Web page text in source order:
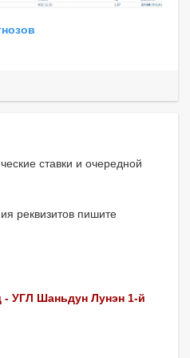
ставки и очередной
реквизитов пишите
- УГЛ Шаньдун Лунэн 1-й